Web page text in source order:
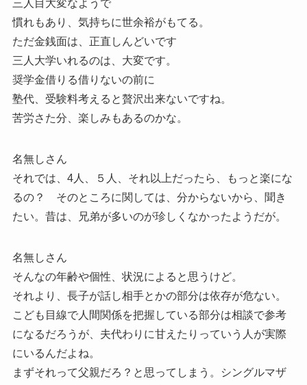
三人目大変なようで
慣れもあり、気持ちに世余裕がもてる。
ただ金銭面は、正直しんどいです
三人大学いれるのは、大変です。
奨学金借りる借りないの前に
塾代、受験料考えると贅沢出来ないですね。
苦労さた分、楽しみもあるのかな。
名無しさん
それでは、4人、５人、それ以上だったら、もっと楽にな
るの？ そのところに関しては、分からないから、聞き
たい。昔は、兄弟が多いのが珍しくなかったようだが。
名無しさん
そんなの年齢や個性、状況によると思うけど。
それより、長子が話し相手とかの部分は依存が危ない。
こども目線で人間関係を把握している部分は相談で参考
になるだろうが、夫代わりに甘えたりっていう人が実際
にいるんだよね。
まずそれって父親だろ？と思ってしまう。シングルマザ